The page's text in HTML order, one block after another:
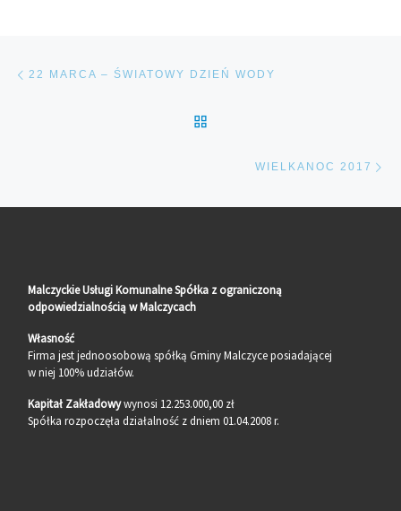
22 MARCA – ŚWIATOWY DZIEŃ WODY
WIELKANOC 2017
Malczyckie Usługi Komunalne Spółka z ograniczoną
odpowiedzialnością w Malczycach
Własność
Firma jest jednoosobową spółką Gminy Malczyce posiadającej
w niej 100% udziałów.
Kapitał Zakładowywynosi 12.253.000,00 zł
Spółka rozpoczęła działalność z dniem 01.04.2008 r.